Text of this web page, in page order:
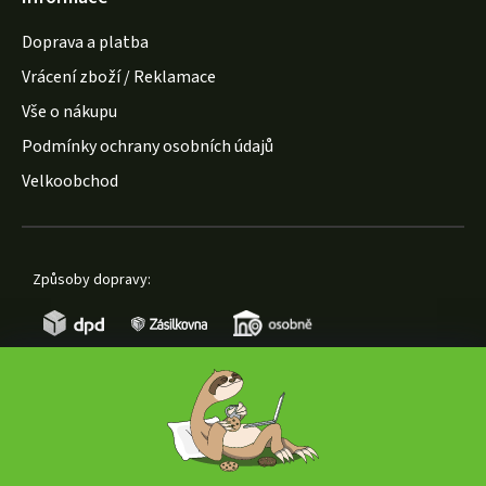
Doprava a platba
Vrácení zboží / Reklamace
Vše o nákupu
Podmínky ochrany osobních údajů
Velkoobchod
Způsoby dopravy: